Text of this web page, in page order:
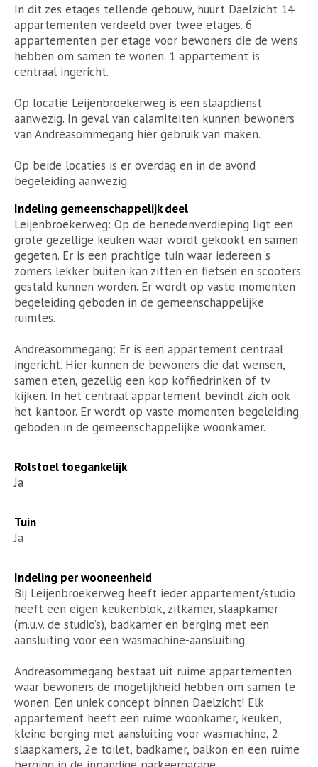
In dit zes etages tellende gebouw, huurt Daelzicht 14
appartementen verdeeld over twee etages. 6
appartementen per etage voor bewoners die de wens
hebben om samen te wonen. 1 appartement is
centraal ingericht.
Op locatie Leijenbroekerweg is een slaapdienst
aanwezig. In geval van calamiteiten kunnen bewoners
van Andreasommegang hier gebruik van maken.
Op beide locaties is er overdag en in de avond
begeleiding aanwezig.
Indeling gemeenschappelijk deel
Leijenbroekerweg: Op de benedenverdieping ligt een
grote gezellige keuken waar wordt gekookt en samen
gegeten. Er is een prachtige tuin waar iedereen ’s
zomers lekker buiten kan zitten en fietsen en scooters
gestald kunnen worden. Er wordt op vaste momenten
begeleiding geboden in de gemeenschappelijke
ruimtes.
Andreasommegang: Er is een appartement centraal
ingericht. Hier kunnen de bewoners die dat wensen,
samen eten, gezellig een kop koffiedrinken of tv
kijken. In het centraal appartement bevindt zich ook
het kantoor. Er wordt op vaste momenten begeleiding
geboden in de gemeenschappelijke woonkamer.
Rolstoel toegankelijk
Ja
Tuin
Ja
Indeling per wooneenheid
Bij Leijenbroekerweg heeft ieder appartement/studio
heeft een eigen keukenblok, zitkamer, slaapkamer
(m.u.v. de studio’s), badkamer en berging met een
aansluiting voor een wasmachine-aansluiting.
Andreasommegang bestaat uit ruime appartementen
waar bewoners de mogelijkheid hebben om samen te
wonen. Een uniek concept binnen Daelzicht! Elk
appartement heeft een ruime woonkamer, keuken,
kleine berging met aansluiting voor wasmachine, 2
slaapkamers, 2e toilet, badkamer, balkon en een ruime